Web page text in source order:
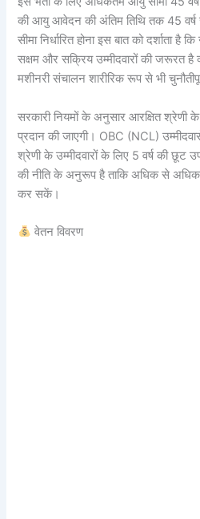
की आयु आवेदन की अंतिम तिथि तक 45 वर्ष
सीमा निर्धारित होना इस बात को दर्शाता है
सक्षम और सक्रिय उम्मीदवारों की जरूरत है
मशीनरी संचालन शारीरिक रूप से भी
सरकारी नियमों के अनुसार आरक्षित श्रेणी
प्रदान की जाएगी। OBC (NCL)
श्रेणी के उम्मीदवारों के लिए 5 वर्ष की
की नीति के अनुरूप है ताकि अधिक से अधिक
कर सकें।
वेतन विवरण